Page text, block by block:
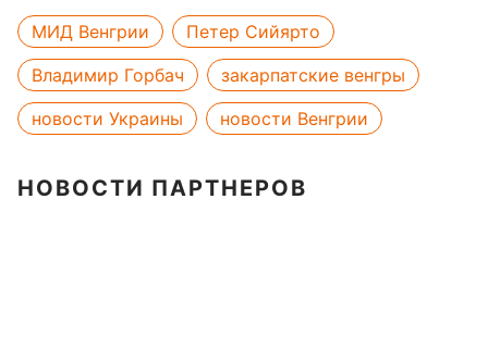
МИД Венгрии
Петер Сийярто
Владимир Горбач
закарпатские венгры
новости Украины
новости Венгрии
НОВОСТИ ПАРТНЕРОВ